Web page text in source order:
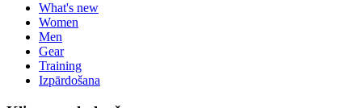
What's new
Women
Men
Gear
Training
Izpārdošana